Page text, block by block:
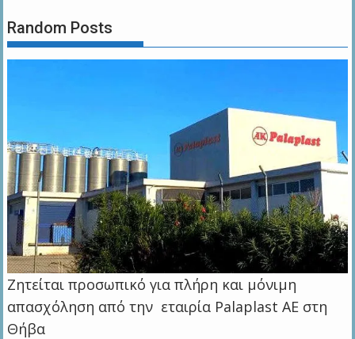
Random Posts
Ζητείται προσωπικό για πλήρη και μόνιμη
απασχόληση από την εταιρία Palaplast AE στη
Θήβα